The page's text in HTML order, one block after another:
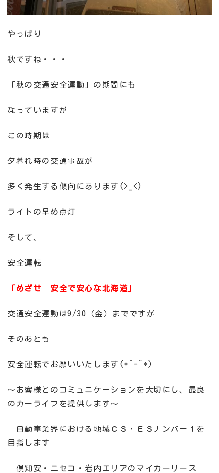
やっぱり
秋ですね・・・
「秋の交通安全運動」の期間にも
なっていますが
この時期は
夕暮れ時の交通事故が
多く発生する傾向にあります(>_<)
ライトの早め点灯
そして、
安全運転
「めざせ 安全で安心な北海道」
交通安全運動は9/30（金）までですが
そのあとも
安全運転でお願いいたします(*^-^*)
～お客様とのコミュニケーションを大切にし、最良
のカーライフを提供します～
自動車業界における地域ＣＳ・ＥＳナンバー１を
目指します
倶知安・ニセコ・岩内エリアのマイカーリース